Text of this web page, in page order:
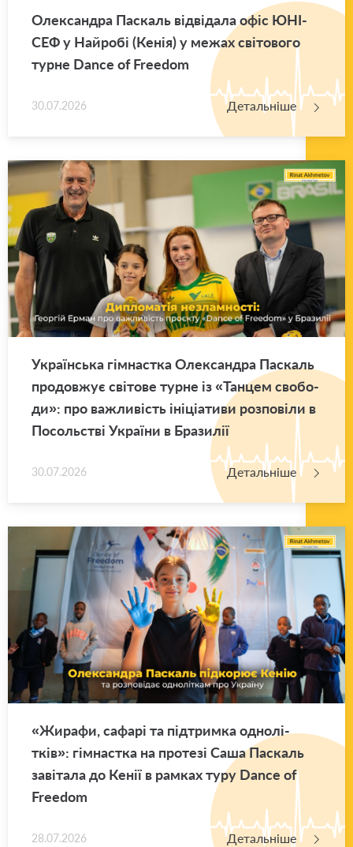
Оле­ксан­дра Па­скаль від­ві­да­ла офіс ЮНІ­
СЕФ у Най­ро­бі (Кенія) у межах сві­то­во­го
турне Dance of Freedom
30.07.2026 Детальніше
Укра­їн­ська гім­нас­тка Оле­ксан­дра Па­скаль
про­дов­жує сві­то­ве турне із «Тан­цем сво­бо­
ди»: про ва­жли­вість іні­ці­а­ти­ви роз­по­ві­ли в
По­соль­стві Укра­ї­ни в Бра­зи­лії
30.07.2026 Детальніше
«Жи­ра­фи, са­фа­рі та під­трим­ка одно­лі­
тків»: гім­нас­тка на про­те­зі Саша Па­скаль
за­ві­та­ла до Кенії в рам­ках туру Dance of
Freedom
28.07.2026 Детальніше